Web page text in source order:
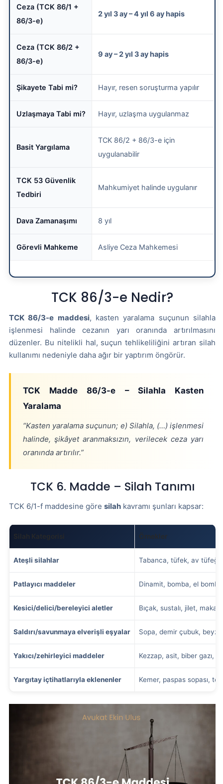
Ceza (TCK 86/1 +
86/3-e)
2 yıl 3 ay – 4 yıl 6 ay hapis
Ceza (TCK 86/2 +
86/3-e)
9 ay – 2 yıl 3 ay hapis
Şikayete Tabi mi? Hayır, resen soruşturma yapılır
Uzlaşmaya Tabi mi? Hayır, uzlaşma uygulanmaz
Basit Yargılama
TCK 86/2 + 86/3-e için
uygulanabilir
TCK 53 Güvenlik
Tedbiri
Mahkumiyet halinde uygulanır
Dava Zamanaşımı 8 yıl
Görevli Mahkeme Asliye Ceza Mahkemesi
TCK 86/3-e Nedir?
TCK 86/3-e maddesi, kasten yaralama suçunun silahla
işlenmesi halinde cezanın yarı oranında artırılmasını
düzenler. Bu nitelikli hal, suçun tehlikeliliğini artıran silah
kullanımı nedeniyle daha ağır bir yaptırım öngörür.
TCK Madde 86/3-e – Silahla Kasten
Yaralama
“Kasten yaralama suçunun; e) Silahla, (…) işlenmesi
halinde, şikâyet aranmaksızın, verilecek ceza yarı
oranında artırılır.”
TCK 6. Madde – Silah Tanımı
TCK 6/1-f maddesine göre silah kavramı şunları kapsar:
Silah Kategorisi Örnekler
Ateşli silahlar Tabanca, tüfek, av tüfeği,
Patlayıcı maddeler Dinamit, bomba, el
Kesici/delici/bereleyici aletler Bıçak, sustalı, jilet,
Saldırı/savunmaya elverişli eşyalar Sopa, demir çubuk,
Yakıcı/zehirleyici maddeler Kezzap, asit, biber gazı,
Yargıtay içtihatlarıyla eklenenler Kemer, paspas sopası,